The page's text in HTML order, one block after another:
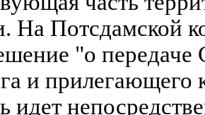
На Потсдамской
"о передаче
и прилегающего
идет